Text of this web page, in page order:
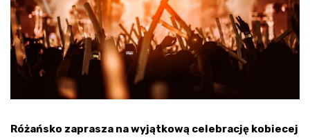
Różańsko zaprasza na wyjątkową celebrację kobiecej